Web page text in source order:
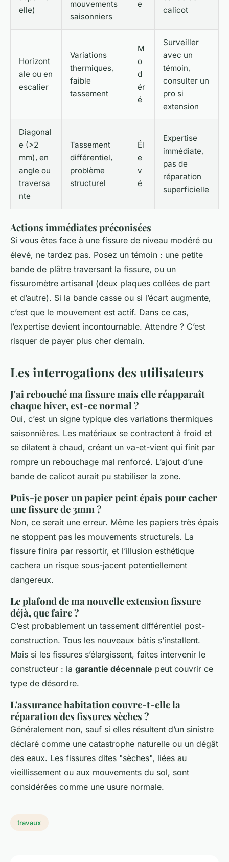
elle)
mouvements
saisonniers
e
calicot
Horizont
ale ou en
escalier
Variations
thermiques,
faible
tassement
M
o
d
ér
é
Surveiller
avec un
témoin,
consulter un
pro si
extension
Diagonal
e (>2
mm), en
angle ou
traversa
nte
Tassement
différentiel,
problème
structurel
Él
e
v
é
Expertise
immédiate,
pas de
réparation
superficielle
Actions immédiates préconisées
Si vous êtes face à une fissure de niveau modéré ou
élevé, ne tardez pas. Posez un témoin : une petite
bande de plâtre traversant la fissure, ou un
fissuromètre artisanal (deux plaques collées de part
et d’autre). Si la bande casse ou si l’écart augmente,
c’est que le mouvement est actif. Dans ce cas,
l’expertise devient incontournable. Attendre ? C’est
risquer de payer plus cher demain.
Les interrogations des utilisateurs
J'ai rebouché ma fissure mais elle réapparaît
chaque hiver, est-ce normal ?
Oui, c’est un signe typique des variations thermiques
saisonnières. Les matériaux se contractent à froid et
se dilatent à chaud, créant un va-et-vient qui finit par
rompre un rebouchage mal renforcé. L’ajout d’une
bande de calicot aurait pu stabiliser la zone.
Puis-je poser un papier peint épais pour cacher
une fissure de 3mm ?
Non, ce serait une erreur. Même les papiers très épais
ne stoppent pas les mouvements structurels. La
fissure finira par ressortir, et l’illusion esthétique
cachera un risque sous-jacent potentiellement
dangereux.
Le plafond de ma nouvelle extension fissure
déjà, que faire ?
C’est probablement un tassement différentiel post-
construction. Tous les nouveaux bâtis s’installent.
Mais si les fissures s’élargissent, faites intervenir le
constructeur : la garantie décennale peut couvrir ce
type de désordre.
L'assurance habitation couvre-t-elle la
réparation des fissures sèches ?
Généralement non, sauf si elles résultent d’un sinistre
déclaré comme une catastrophe naturelle ou un dégât
des eaux. Les fissures dites "sèches", liées au
vieillissement ou aux mouvements du sol, sont
considérées comme une usure normale.
travaux